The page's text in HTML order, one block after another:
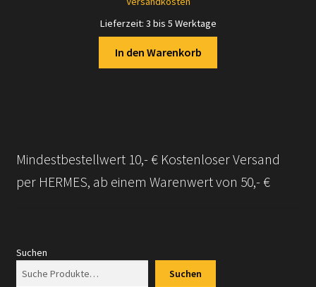
Lieferzeit: 3 bis 5 Werktage
In den Warenkorb
Mindestbestellwert 10,- € Kostenloser Versand
per HERMES, ab einem Warenwert von 50,- €
Suchen
Suchen